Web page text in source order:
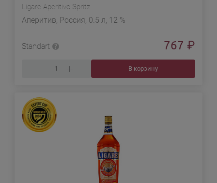
Ligare Aperitivo Spritz
Аперитив, Россия, 0.5 л, 12 %
Standart 767 ₽
В корзину